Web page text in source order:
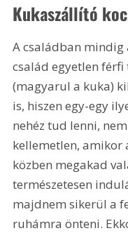
Kukaszállító
A családban mindig
család egyetlen
(magyarul a kuka)
is, hiszen egy-egy
nehéz tud lenni,
kellemetlen, amikor
közben megakad
természetesen
majdnem sikerül a
ruhámra önteni.